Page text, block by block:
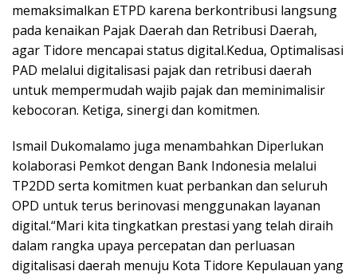
memaksimalkan ETPD karena berkontribusi langsung
pada kenaikan Pajak Daerah dan Retribusi Daerah,
agar Tidore mencapai status digital.Kedua, Optimalisasi
PAD melalui digitalisasi pajak dan retribusi daerah
untuk mempermudah wajib pajak dan meminimalisir
kebocoran. Ketiga, sinergi dan komitmen.
Ismail Dukomalamo juga menambahkan Diperlukan
kolaborasi Pemkot dengan Bank Indonesia melalui
TP2DD serta komitmen kuat perbankan dan seluruh
OPD untuk terus berinovasi menggunakan layanan
digital.“Mari kita tingkatkan prestasi yang telah diraih
dalam rangka upaya percepatan dan perluasan
digitalisasi daerah menuju Kota Tidore Kepulauan yang